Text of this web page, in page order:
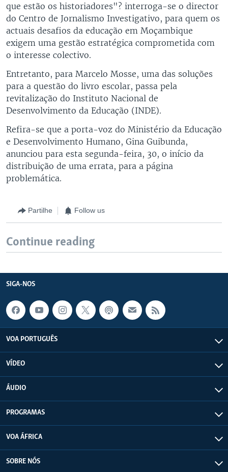
que estão os historiadores"? interroga-se o director
do Centro de Jornalismo Investigativo, para quem os
actuais desafios da educação em Moçambique
exigem uma gestão estratégica comprometida com
o interesse colectivo.
Entretanto, para Marcelo Mosse, uma das soluções
para a questão do livro escolar, passa pela
revitalização do Instituto Nacional de
Desenvolvimento da Educação (INDE).
Refira-se que a porta-voz do Ministério da Educação
e Desenvolvimento Humano, Gina Guibunda,
anunciou para esta segunda-feira, 30, o início da
distribuição de uma errata, para a página
problemática.
Partilhe Follow us
Continue reading
SIGA-NOS
VOA PORTUGUÊS
VÍDEO
ÁUDIO
PROGRAMAS
VOA ÁFRICA
SOBRE NÓS